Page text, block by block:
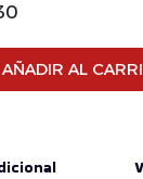
AÑADIR AL